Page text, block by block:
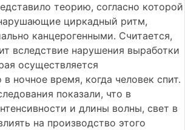
теорию, согласно которой
циркадный ритм,
канцерогенными. Считается,
вследствие нарушения выработки
осуществляется
ночное время, когда человек спит.
показали, что в
и длины волны, свет в
на производство этого